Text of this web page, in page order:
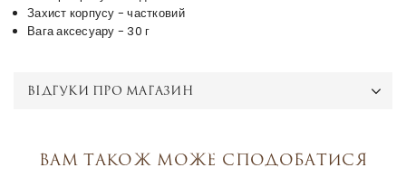
Захист корпусу - частковий
Вага аксесуару - 30 г
ВІДГУКИ ПРО МАГАЗИН
Вам також може сподобатися